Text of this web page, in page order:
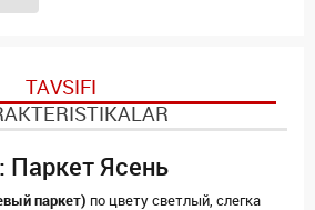
TAVSIFI
Ясень
паркет) по цвету светлый, слегка